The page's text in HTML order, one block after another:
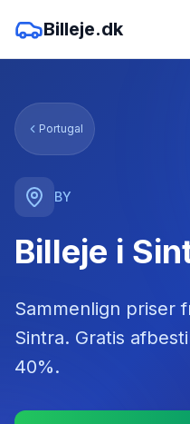
Billeje.dk
Portugal
BY
Billeje i
Sammenlign priser
Sintra. Gratis
40%.